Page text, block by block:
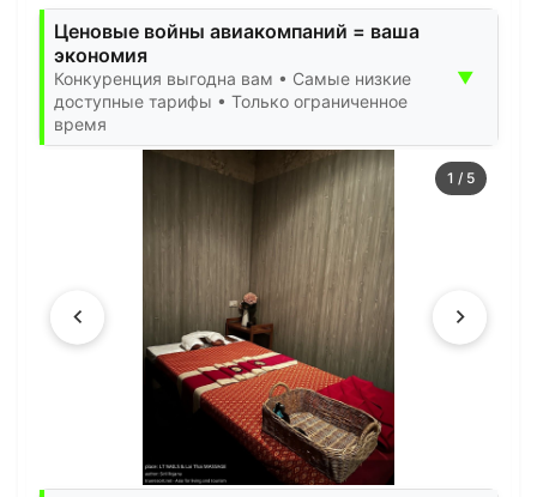
Ценовые войны авиакомпаний = ваша
экономия
Конкуренция выгодна вам • Самые низкие
доступные тарифы • Только ограниченное
время
▼
1 / 5